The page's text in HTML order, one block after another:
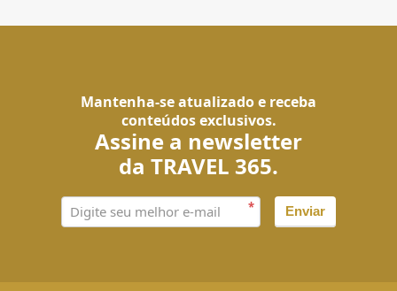
Mantenha-se atualizado e receba
conteúdos exclusivos.
Assine a newsletter
da TRAVEL 365.
* Enviar